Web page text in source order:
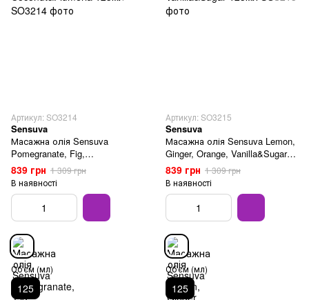
Артикул: SO3214
Sensuva
Масажна олія Sensuva
Pomegranate, Fig,
Coconut&Plumeria 125мл
839 грн 1 309 грн
В наявності
Об'єм (мл)
125
Артикул: SO3215
Sensuva
Масажна олія Sensuva Lemon,
Ginger, Orange, Vanilla&Sugar
125мл
839 грн 1 309 грн
В наявності
Об'єм (мл)
125